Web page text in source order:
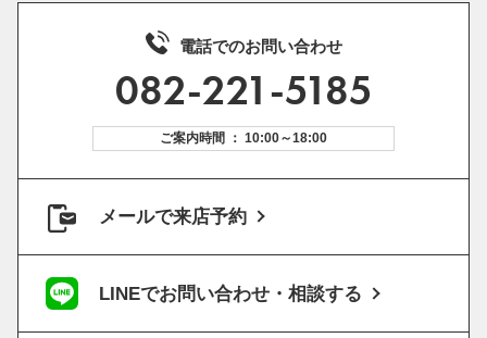
電話でのお問い合わせ
082-221-5185
ご案内時間 ： 10:00～18:00
メールで来店予約
LINEでお問い合わせ・相談する